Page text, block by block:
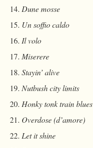
Dune mosse
Un soffio caldo
Il volo
Miserere
Stayin’ alive
Nutbush city limits
Honky tonk train blues
Overdose (d’amore)
Let it shine